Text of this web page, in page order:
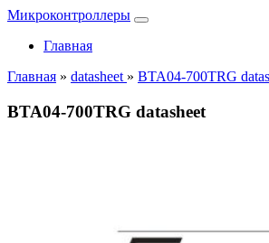
Микроконтроллеры
Главная
Главная » datasheet » BTA04-700TRG
BTA04-700TRG datasheet